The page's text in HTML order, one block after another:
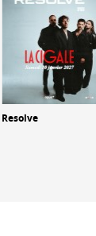
Resolve